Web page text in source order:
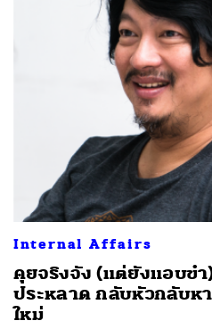
Internal Affairs
คุยจริงจัง (แต่ยังแอบขำ
ประหลาด กลับหัวกลับห
ใหม่